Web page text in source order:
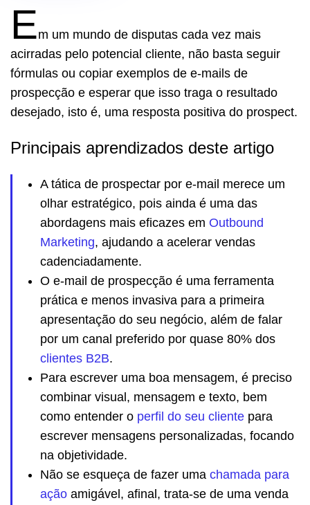
Em um mundo de disputas cada vez mais
acirradas pelo potencial cliente, não basta seguir
fórmulas ou copiar exemplos de e-mails de
prospecção e esperar que isso traga o resultado
desejado, isto é, uma resposta positiva do prospect.
Principais aprendizados deste artigo
A tática de prospectar por e-mail merece um
olhar estratégico, pois ainda é uma das
abordagens mais eficazes em Outbound
Marketing, ajudando a acelerar vendas
cadenciadamente.
O e-mail de prospecção é uma ferramenta
prática e menos invasiva para a primeira
apresentação do seu negócio, além de falar
por um canal preferido por quase 80% dos
clientes B2B.
Para escrever uma boa mensagem, é preciso
combinar visual, mensagem e texto, bem
como entender o perfil do seu cliente para
escrever mensagens personalizadas, focando
na objetividade.
Não se esqueça de fazer uma chamada para
ação amigável, afinal, trata-se de uma venda